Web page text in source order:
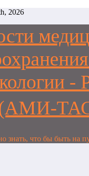
2026
-
знать, что бы быть на